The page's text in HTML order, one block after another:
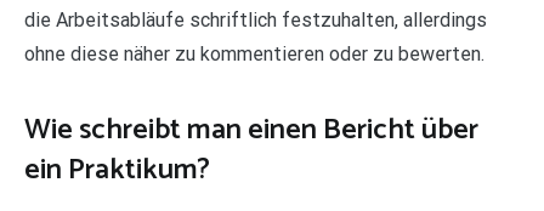
die Arbeitsabläufe schriftlich festzuhalten, allerdings
ohne diese näher zu kommentieren oder zu bewerten.
Wie schreibt man einen Bericht über
ein Praktikum?